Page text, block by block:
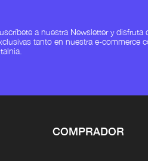
a nuestra Newsletter y disfruta
tanto en nuestra e-commerce
COMPRADOR